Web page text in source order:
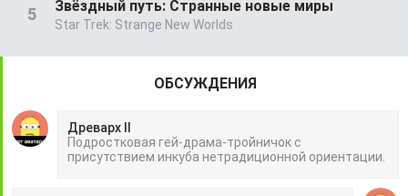
Звёздный путь: Странные новые миры
Star Trek: Strange New Worlds
ОБСУЖДЕНИЯ
Древарх II
Подростковая гей-драма-тройничок с
присутствием инкуба нетрадиционной ориентации.